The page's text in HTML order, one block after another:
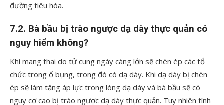
đường tiêu hóa.
7.2. Bà bầu bị trào ngược dạ dày thực quản có
nguy hiểm không?
Khi mang thai do tử cung ngày càng lớn sẽ chèn ép các tổ
chức trong ổ bụng, trong đó có dạ dày. Khi dạ dày bị chèn
ép sẽ làm tăng áp lực trong lòng dạ dày và bà bầu sẽ có
nguy cơ cao bị trào ngược dạ dày thực quản. Tuy nhiên tình